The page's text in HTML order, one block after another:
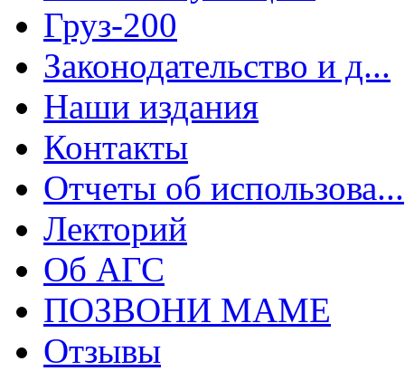
Груз-200
Законодательство и д...
Наши издания
Контакты
Отчеты об использова...
Лекторий
Об АГС
ПОЗВОНИ МАМЕ
Отзывы